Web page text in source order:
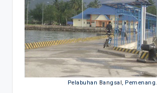
Pelabuhan Bangsal, Pemenang.